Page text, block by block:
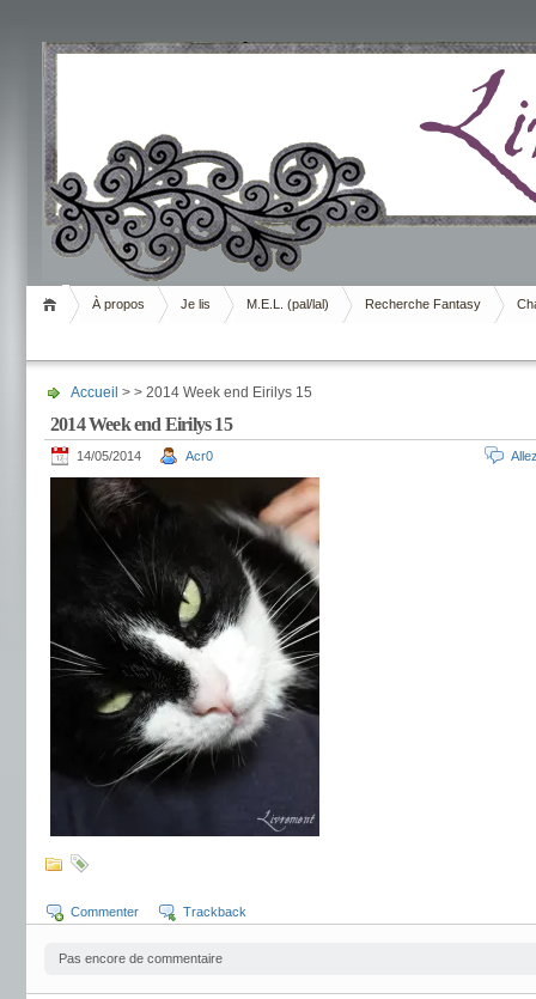
Livrement
À propos Je lis M.E.L. (pal/lal) Recherche Fantasy
Accueil > > 2014 Week end Eirilys 15
2014 Week end Eirilys 15
14/05/2014 Acr0
Commenter Trackback
Pas encore de commentaire